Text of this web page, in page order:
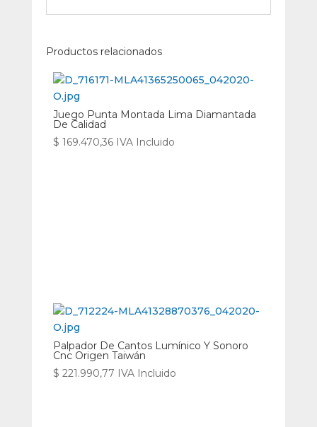
Productos relacionados
Juego Punta Montada Lima Diamantada
De Calidad
$ 169.470,36 IVA Incluido
Palpador De Cantos Lumínico Y Sonoro
Cnc Origen Taiwán
$ 221.990,77 IVA Incluido